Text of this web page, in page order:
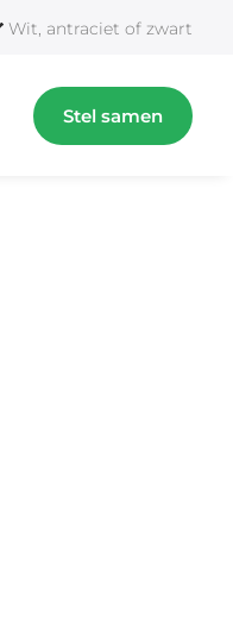
Wit, antraciet of zwart
Stel samen